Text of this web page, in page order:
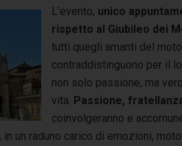
L’evento, unico
rispetto al Giubileo dei
tutti quegli amanti del
contraddistinguono per il
non solo passione, ma
vita. Passione,
coinvolgeranno e
un raduno carico di emozioni,